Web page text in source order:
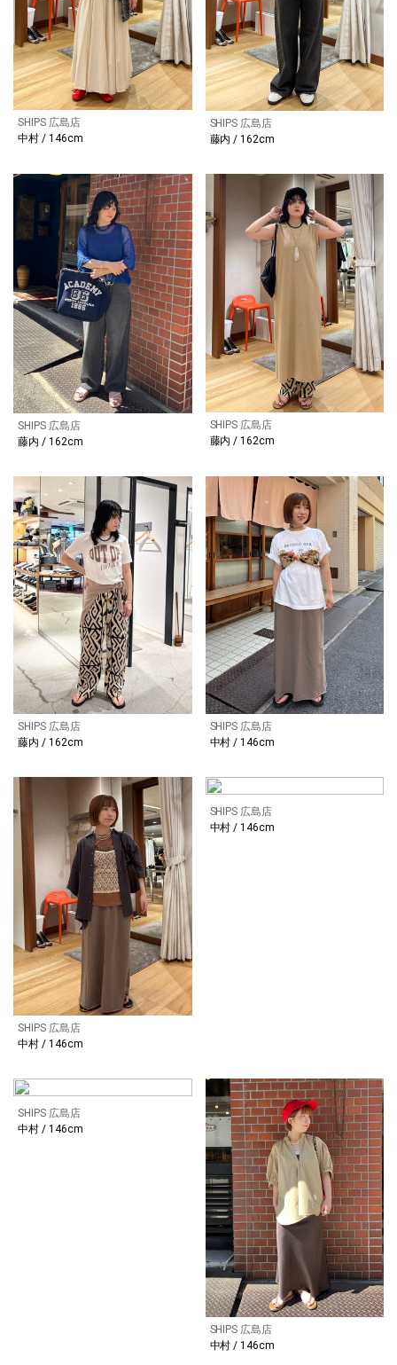
SHIPS 広島店
中村 / 146cm
SHIPS 広島店
藤内 / 162cm
SHIPS 広島店
藤内 / 162cm
SHIPS 広島店
藤内 / 162cm
SHIPS 広島店
藤内 / 162cm
SHIPS 広島店
中村 / 146cm
SHIPS 広島店
中村 / 146cm
SHIPS 広島店
中村 / 146cm
SHIPS 広島店
中村 / 146cm
SHIPS 広島店
中村 / 146cm